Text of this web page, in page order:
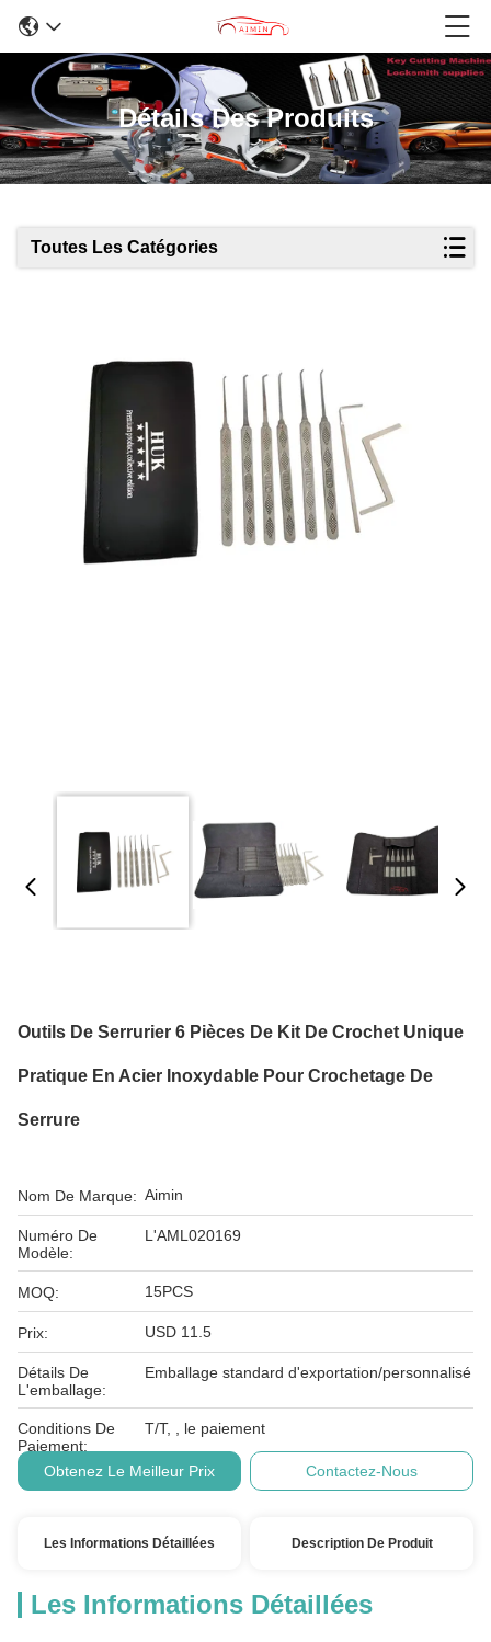
Détails Des Produits
Toutes Les Catégories
Outils De Serrurier 6 Pièces De Kit De Crochet Unique
Pratique En Acier Inoxydable Pour Crochetage De
Serrure
Nom De Marque: Aimin
Numéro De
Modèle:
L'AML020169
MOQ: 15PCS
Prix: USD 11.5
Détails De
L'emballage:
Emballage standard d'exportation/personnalisé
Conditions De
Paiement:
T/T, , le paiement
Obtenez Le Meilleur Prix Contactez-Nous
Les Informations Détaillées Description De Produit
Les Informations Détaillées